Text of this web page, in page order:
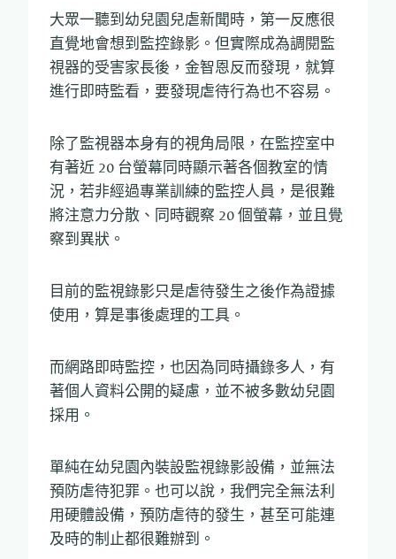
大眾一聽到幼兒園兒虐新聞時，第一反應很
直覺地會想到監控錄影。但實際成為調閱監
視器的受害家長後，金智恩反而發現，就算
進行即時監看，要發現虐待行為也不容易。
除了監視器本身有的視角局限，在監控室中
有著近 20 台螢幕同時顯示著各個教室的情
況，若非經過專業訓練的監控人員，是很難
將注意力分散、同時觀察 20 個螢幕，並且覺
察到異狀。
目前的監視錄影只是虐待發生之後作為證據
使用，算是事後處理的工具。
而網路即時監控，也因為同時攝錄多人，有
著個人資料公開的疑慮，並不被多數幼兒園
採用。
單純在幼兒園內裝設監視錄影設備，並無法
預防虐待犯罪。也可以說，我們完全無法利
用硬體設備，預防虐待的發生，甚至可能連
及時的制止都很難辦到。